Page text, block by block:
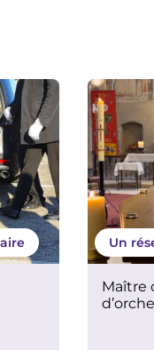
Un
Maître